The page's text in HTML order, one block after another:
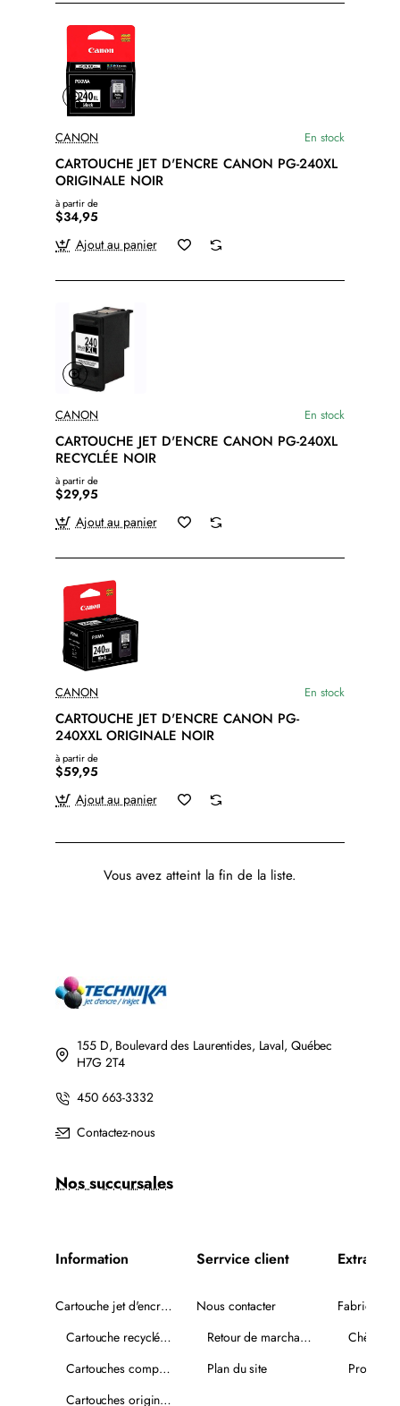
CANON En stock
CARTOUCHE JET D'ENCRE CANON PG-240XL
ORIGINALE NOIR
à partir de
$34,95
Ajout au panier
CANON En stock
CARTOUCHE JET D'ENCRE CANON PG-240XL
RECYCLÉE NOIR
à partir de
$29,95
Ajout au panier
CANON En stock
CARTOUCHE JET D'ENCRE CANON PG-
240XXL ORIGINALE NOIR
à partir de
$59,95
Ajout au panier
Vous avez atteint la fin de la liste.
155 D, Boulevard des Laurentides, Laval, Québec
H7G 2T4
450 663-3332
Contactez-nous
Nos succursales
Information
Cartouche jet d'encre recyclée
Cartouche recyclée PLUS
Cartouches compatibles
Cartouches originales
Serrvice client
Nous contacter
Retour de marchandise
Plan du site
Extra
Fabricants